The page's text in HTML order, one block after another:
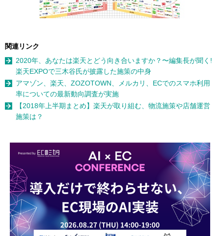
関連リンク
2020年、あなたは楽天とどう向き合いますか？〜編集長が聞く!
楽天EXPOで三木谷氏が披露した施策の中身
アマゾン、楽天、ZOZOTOWN、メルカリ、ECでのスマホ利用
率についての最新動向調査が実施
【2018年上半期まとめ】楽天が取り組む、物流施策や店舗運営
施策は？